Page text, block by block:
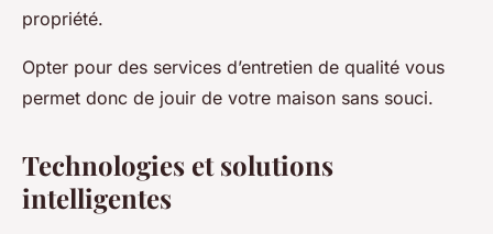
propriété.
Opter pour des services d’entretien de qualité vous
permet donc de jouir de votre maison sans souci.
Technologies et solutions
intelligentes